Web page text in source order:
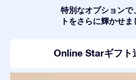
特別なオプションで
トをさらに輝かせま
Online Starギフト